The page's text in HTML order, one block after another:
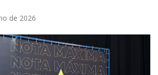
de 2026